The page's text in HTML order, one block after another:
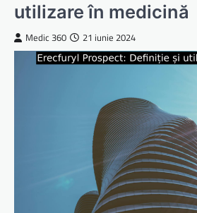
utilizare în medicină
Medic 360 21 iunie 2024